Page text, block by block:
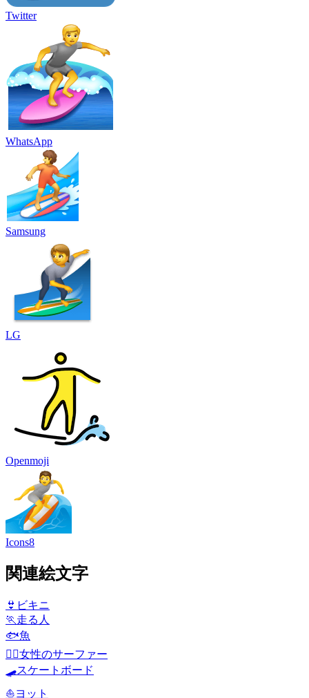
Twitter
WhatsApp
Samsung
LG
Openmoji
Icons8
関連絵文字
👙 ビキニ
🏃 走る人
🐟魚
🏄‍♀️女性のサーファー
🛹スケートボード
⛵ヨット